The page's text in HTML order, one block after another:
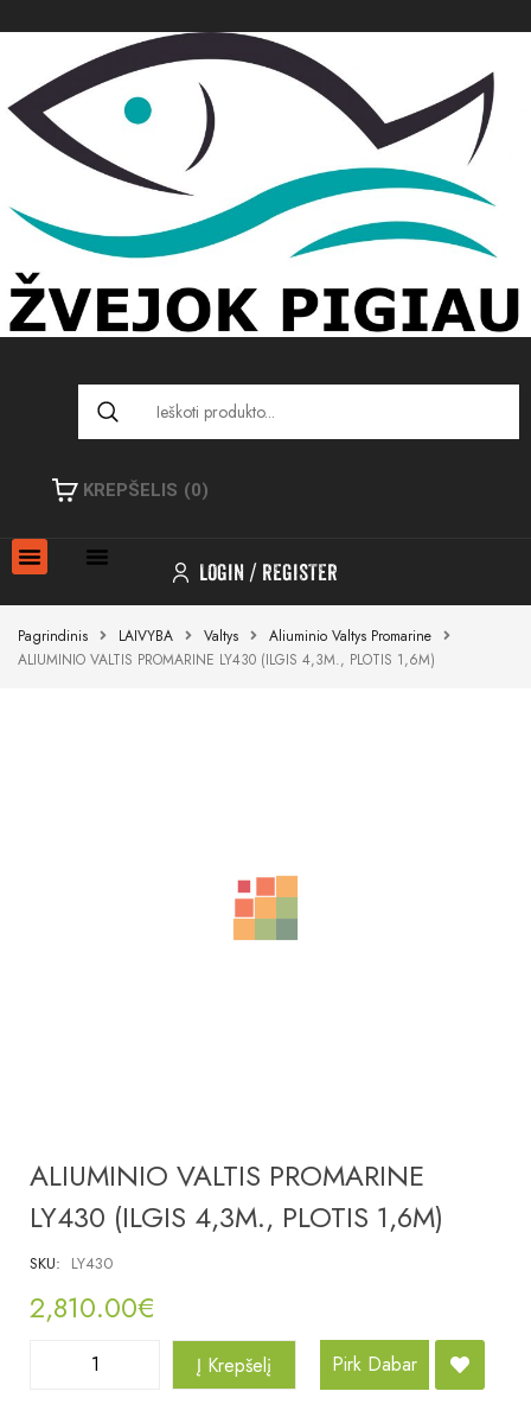
KREPŠELIS (0)
LOGIN REGISTER
Pagrindinis LAIVYBA Valtys
Aliuminio Valtys Promarine
ALIUMINIO VALTIS PROMARINE LY430 (ILGIS 4,3M., PLOTIS 1,6M)
ALIUMINIO VALTIS PROMARINE
LY430 (ILGIS 4,3M., PLOTIS 1,6M)
SKU: LY430
2,810.00€
Į Krepšelį Pirk Dabar